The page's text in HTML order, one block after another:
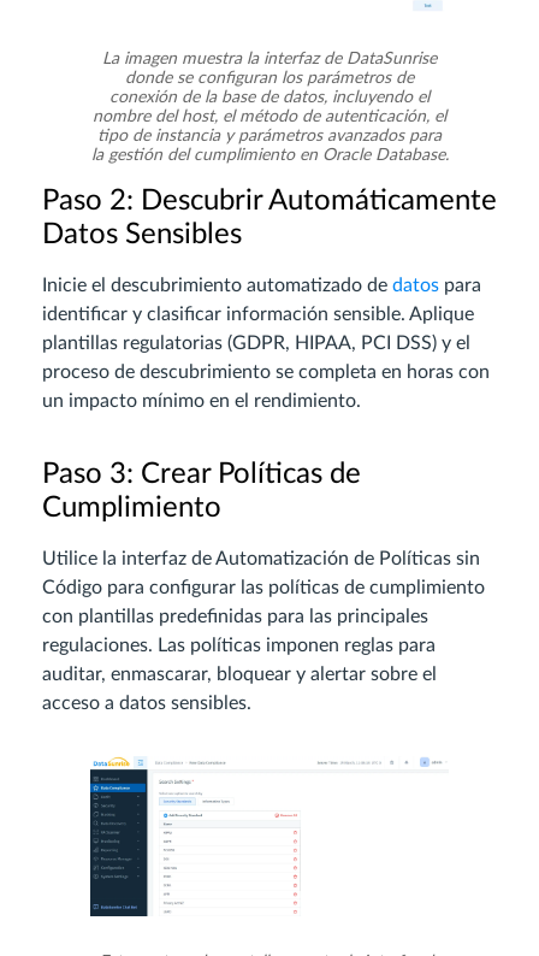
La imagen muestra la interfaz de DataSunrise
donde se configuran los parámetros de
conexión de la base de datos, incluyendo el
nombre del host, el método de autenticación, el
tipo de instancia y parámetros avanzados para
la gestión del cumplimiento en Oracle Database.
Paso 2: Descubrir Automáticamente
Datos Sensibles
Inicie el descubrimiento automatizado de datos para
identificar y clasificar información sensible. Aplique
plantillas regulatorias (GDPR, HIPAA, PCI DSS) y el
proceso de descubrimiento se completa en horas con
un impacto mínimo en el rendimiento.
Paso 3: Crear Políticas de
Cumplimiento
Utilice la interfaz de Automatización de Políticas sin
Código para configurar las políticas de cumplimiento
con plantillas predefinidas para las principales
regulaciones. Las políticas imponen reglas para
auditar, enmascarar, bloquear y alertar sobre el
acceso a datos sensibles.